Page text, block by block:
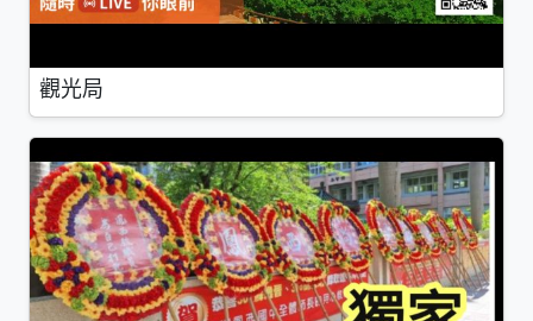
觀光局